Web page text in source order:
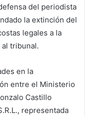
del periodista
la extinción del
legales a la
tribunal.
en la
entre el Ministerio
Castillo
representada